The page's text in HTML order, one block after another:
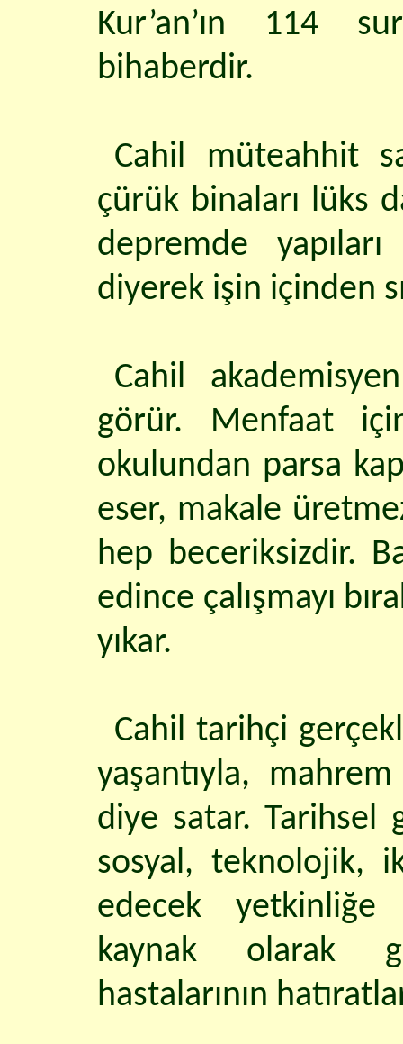
Kur’an’ın 114
bihaberdir.
Cahil müteahhit
çürük binaları lüks
depremde yapıları
diyerek işin içinden
Cahil
görür. Menfaat
okulundan parsa
eser, makale
hep beceriksizdir.
edince çalışmayı
yıkar.
Cahil tarihçi
yaşantıyla,
diye satar. Tarihsel
sosyal, teknolojik,
edecek
kaynak olarak
hastalarının